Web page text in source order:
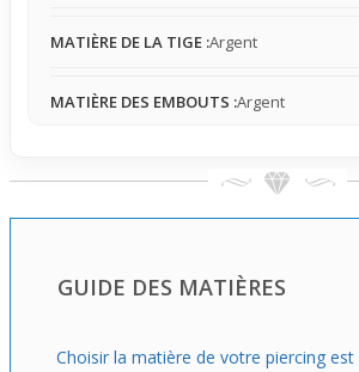
visible ou envahissant. Son design
mise en place conviennent très bien
du visage de façon naturelle, donnant
MATIÈRE DE LA TIGE :Argent
MATIÈRE DES EMBOUTS :Argent
GUIDE DES MATIÈRES
Choisir la matière de votre piercing